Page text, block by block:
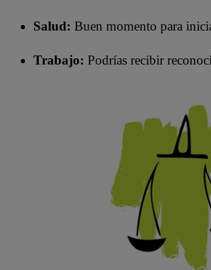
Salud: Buen momento para
Trabajo: Podrías recibir